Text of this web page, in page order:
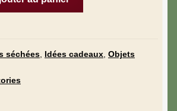
séchées Idées cadeaux Objets